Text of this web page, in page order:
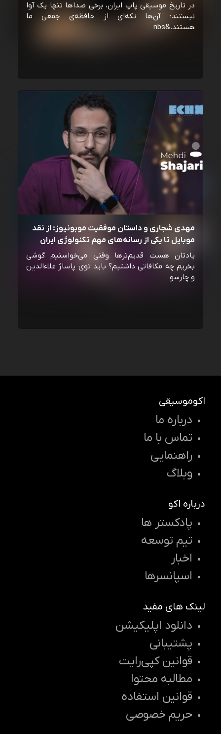
در تاریخ موسیقی پاپ ایران، برخی صداها تنها یک آوا
نیستند؛ آن‌ها تکه‌ای از حافظه‌ی جمعی ما
هستند.&nbs
مهدی شجاری و داستان موفقیت موبونیوز: از نقد
موبایل تا یکی از رسانه‌‌های مهم تکنولوژی ایران
یادتان هست قدیم‌ترها وقتی می‌خواستیم گوشی
بخریم چه مکافاتی داشتیم؟ باید توی پاساژ علاءالدین
و چارسو
اکوموسیقی
درباره ما
تماس با ما
راهنمایی
وبلاگ
درباره اکو
پادکستر ها
تیم توسعه
اخبار
اسپانسرها
لینک های مفید
دانلود اپلیکیشن
پشتیبانی
قوانین کپی‌رایت
مطالبه محتوا
قوانین استفاده
حریم خصوصی